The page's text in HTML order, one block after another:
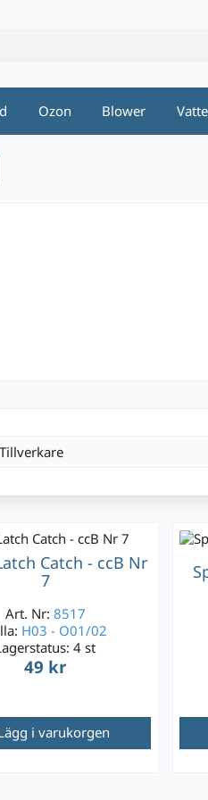
Ozon Blower
Tillverkare
Catch - ccB Nr
7
Art. Nr: 8517
H03 - O01/02
4 st
49 kr
i varukorgen